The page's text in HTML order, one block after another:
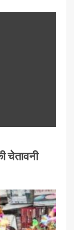
चेतावनी